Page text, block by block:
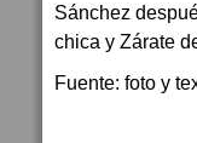
Sánchez
chica y Zárate
Fuente: foto y